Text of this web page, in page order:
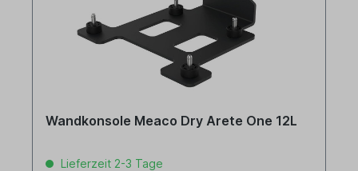
Wandkonsole Meaco Dry Arete One 12L
Lieferzeit 2-3 Tage